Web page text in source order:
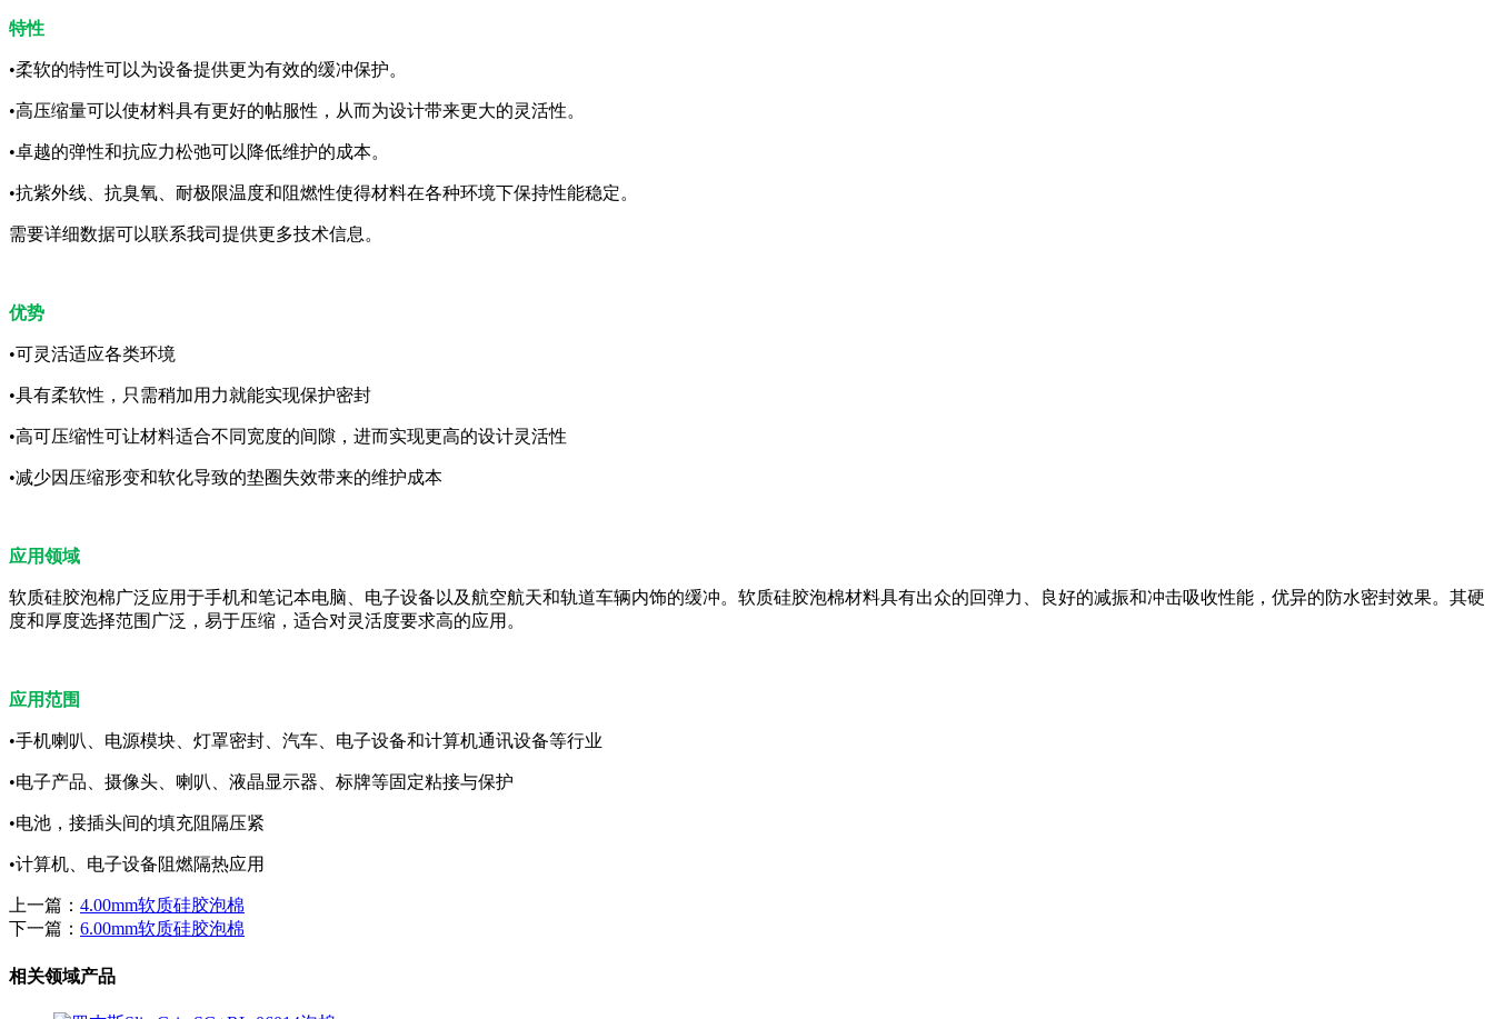
特性
•柔软的特性可以为设备提供更为有效的缓冲保护。
•⾼压缩量可以使材料具有更好的帖服性，从⽽为设计带来更⼤的灵活性。
•卓越的弹性和抗应⼒松弛可以降低维护的成本。
•抗紫外线、抗臭氧、耐极限温度和阻燃性使得材料在各种环境下保持性能稳定。
需要详细数据可以联系我司提供更多技术信息。
优势
•可灵活适应各类环境
•具有柔软性，只需稍加用力就能实现保护密封
•高可压缩性可让材料适合不同宽度的间隙，进而实现更高的设计灵活性
•减少因压缩形变和软化导致的垫圈失效带来的维护成本
应用领域
软质硅胶泡棉广泛应用于手机和笔记本电脑、电子设备以及航空航天和轨道车辆内饰的缓冲。软质硅胶泡棉材料具有出众的回弹力、良好的减振和冲击吸收性能，优异的防水密封效果。其硬
度和厚度选择范围广泛，易于压缩，适合对灵活度要求高的应用。
应用范围
•手机喇叭、电源模块、灯罩密封、汽车、电子设备和计算机通讯设备等行业
•电子产品、摄像头、喇叭、液晶显示器、标牌等固定粘接与保护
•电池，接插头间的填充阻隔压紧
•计算机、电子设备阻燃隔热应⽤
上一篇： 4.00mm软质硅胶泡棉
下一篇： 6.00mm软质硅胶泡棉
相关领域产品